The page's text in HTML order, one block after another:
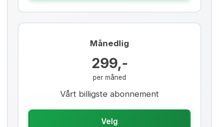
Månedlig
299,-
per måned
Vårt billigste abonnement
Velg